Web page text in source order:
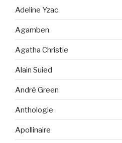
Adeline Yzac
Agamben
Agatha Christie
Alain Suied
André Green
Anthologie
Apollinaire